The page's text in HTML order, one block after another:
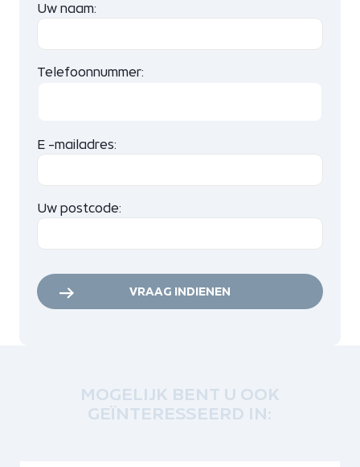
Uw naam:
Telefoonnummer:
E -mailadres:
Uw postcode:
VRAAG INDIENEN
MOGELIJK BENT U OOK
GEÏNTERESSEERD IN: